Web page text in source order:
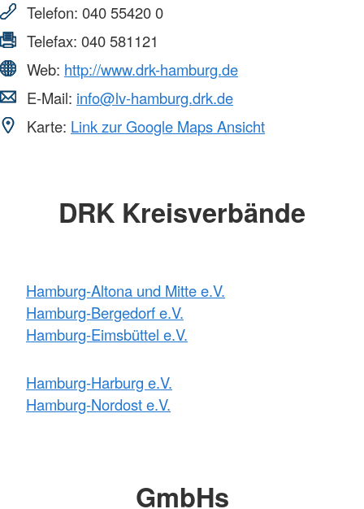
Telefon: 040 55420 0
Telefax: 040 581121
Web: http://www.drk-hamburg.de
E-Mail: info@lv-hamburg.drk.de
Karte: Link zur Google Maps Ansicht
DRK Kreisverbände
Hamburg-Altona und Mitte e.V.
Hamburg-Bergedorf e.V.
Hamburg-Eimsbüttel e.V.
Hamburg-Harburg e.V.
Hamburg-Nordost e.V.
GmbHs